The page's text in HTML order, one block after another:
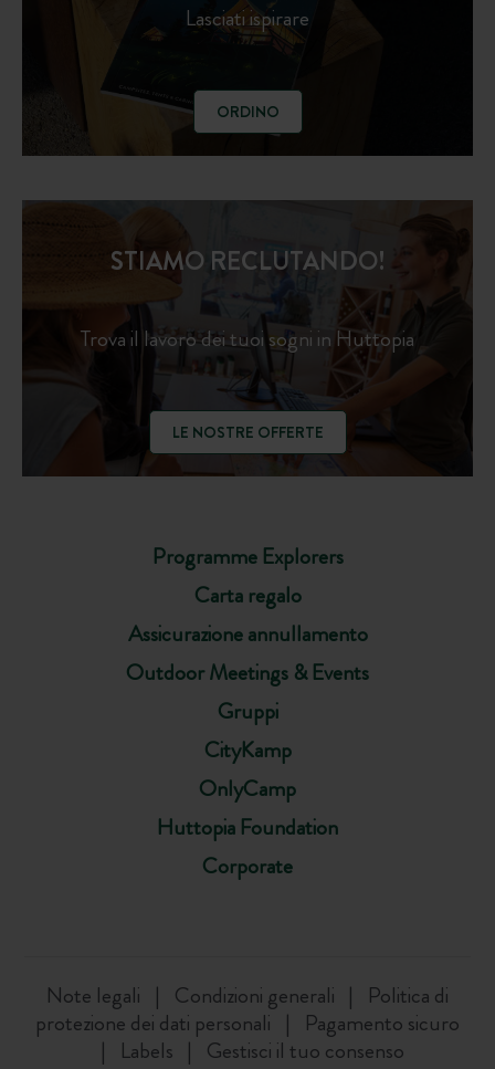
Lasciati ispirare
ORDINO
Programme Explorers
Carta regalo
Assicurazione annullamento
Outdoor Meetings & Events
Gruppi
CityKamp
OnlyCamp
Huttopia Foundation
Corporate
STIAMO RECLUTANDO!
Trova il lavoro dei tuoi sogni in Huttopia
LE NOSTRE OFFERTE
Note legali Condizioni generali
Politica di
protezione dei dati personali
Pagamento sicuro
Labels
Gestisci il tuo consenso